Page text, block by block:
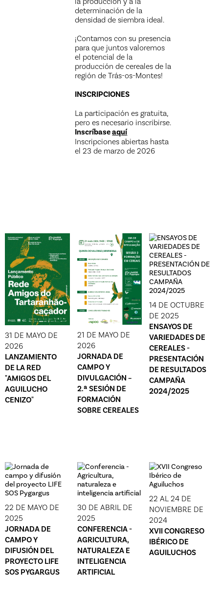
determinación de la
densidad de siembra ideal.
¡Contamos con su presencia
para que juntos valoremos
el potencial de la
producción de cereales de la
región de Trás-os-Montes!
INSCRIPCIONES
La participación es gratuita,
pero es necesario inscribirse.
Inscríbaseaquí
Inscripciones abiertas hasta
el 23 de marzo de 2026
31 DE MAYO DE
2026
LANZAMIENTO
DE LA RED
"AMIGOS DEL
AGUILUCHO
CENIZO"
21 DE MAYO DE
2026
JORNADA DE
CAMPO Y
DIVULGACIÓN –
2.ª SESIÓN DE
FORMACIÓN
SOBRE CEREALES
14 DE OCTUBRE
DE 2025
ENSAYOS DE
VARIEDADES DE
CEREALES -
PRESENTACIÓN
DE RESULTADOS
CAMPAÑA
2024/2025
22 DE MAYO DE
2025
JORNADA DE
CAMPO Y
DIFUSIÓN DEL
PROYECTO LIFE
SOS PYGARGUS
30 DE ABRIL DE
2025
CONFERENCIA -
AGRICULTURA,
NATURALEZA E
INTELIGENCIA
ARTIFICIAL
22 AL 24 DE
NOVIEMBRE DE
2024
XVII CONGRESO
IBÉRICO DE
AGUILUCHOS